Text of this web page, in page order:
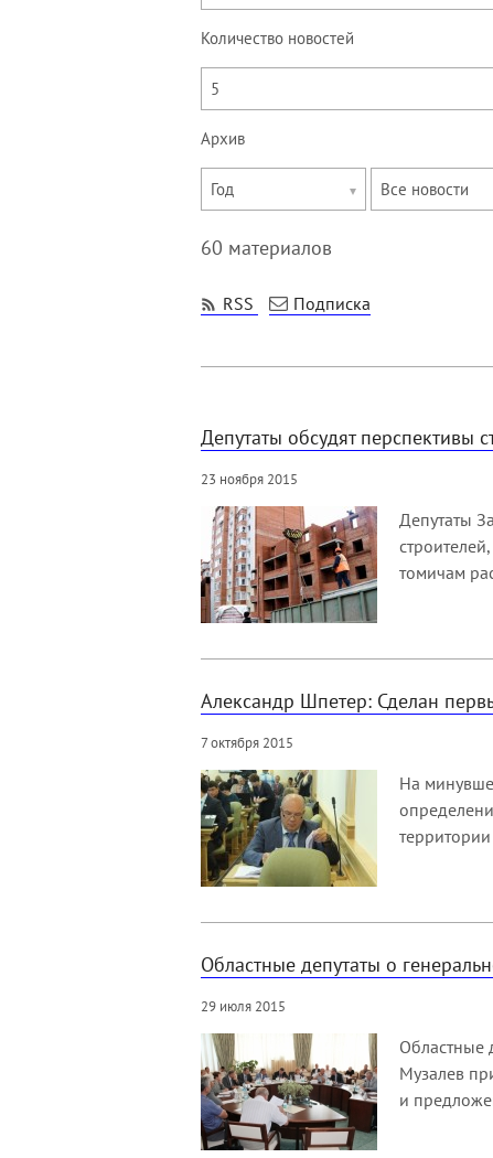
Количество новостей
5
Архив
Укажите
год
Год
Укажите
месяц
Все новости
60 материалов
RSS Подписка
Депутаты обсудят перспективы
23 ноября 2015
Депутаты
томичам
Александр Шпетер: Сделан
7 октября 2015
На
Областные депутаты о
29 июля 2015
Областные
Музалев
и